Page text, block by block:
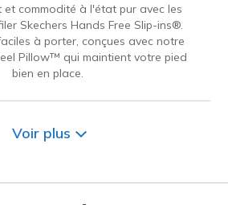
et commodité à l'état pur avec les
Skechers Hands Free Slip-ins®.
à porter, conçues avec notre
Pillow™ qui maintient votre pied
bien en place.
Voir plus